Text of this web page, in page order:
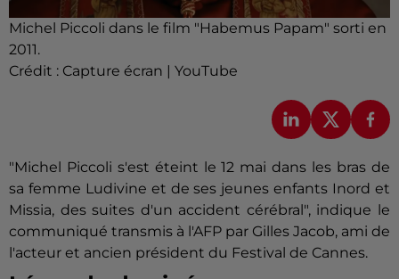
Michel Piccoli dans le film "Habemus Papam" sorti en
2011.
Crédit : Capture écran | YouTube
"Michel Piccoli s'est éteint le 12 mai dans les bras de
sa femme Ludivine et de ses jeunes enfants Inord et
Missia, des suites d'un accident cérébral", indique le
communiqué transmis à l'AFP par Gilles Jacob, ami de
l'acteur et ancien président du Festival de Cannes.